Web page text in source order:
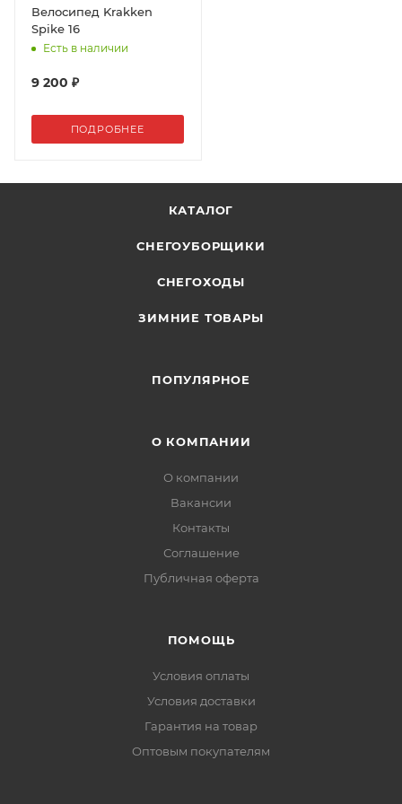
Велосипед Krakken
Spike 16
Есть в наличии
9 200 ₽
ПОДРОБНЕЕ
КАТАЛОГ
СНЕГОУБОРЩИКИ
СНЕГОХОДЫ
ЗИМНИЕ ТОВАРЫ
ПОПУЛЯРНОЕ
О КОМПАНИИ
О компании
Вакансии
Контакты
Соглашение
Публичная оферта
ПОМОЩЬ
Условия оплаты
Условия доставки
Гарантия на товар
Оптовым покупателям